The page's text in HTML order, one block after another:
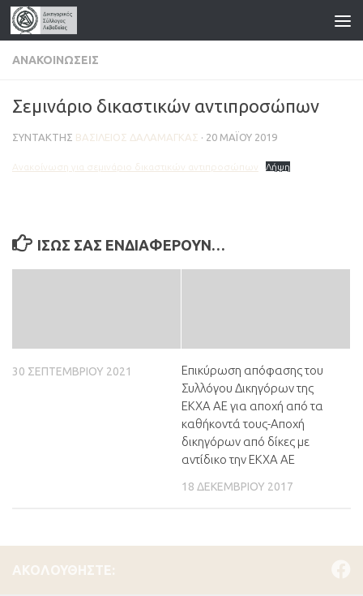
Skip to content
ΑΝΑΚΟΙΝΏΣΕΙΣ
Σεμινάριο δικαστικών αντιπροσώπων
ΣΥΝΤΆΚΤΗΣ ΒΑΣΊΛΕΙΟΣ ΔΑΛΑΜΆΓΚΑΣ · 20 ΜΑΪ́ΟΥ 2019
Ανακοίνωση για σεμινάριο δικαστικών αντιπροσώπων Λήψη
ΊΣΩΣ ΣΑΣ ΕΝΔΙΑΦΈΡΟΥΝ…
30 ΣΕΠΤΕΜΒΡΊΟΥ 2021
Επικύρωση απόφασης του
Συλλόγου Δικηγόρων της
ΕΚΧΑ ΑΕ για αποχή από τα
καθήκοντά τους-Αποχή
δικηγόρων από δίκες με
αντίδικο την ΕΚΧΑ ΑΕ
18 ΔΕΚΕΜΒΡΊΟΥ 2017
ΑΚΟΛΟΥΘΉΣΤΕ: